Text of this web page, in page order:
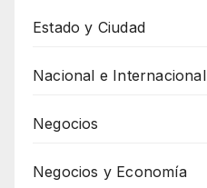
Estado y Ciudad
Nacional e Internacional
Negocios
Negocios y Economía